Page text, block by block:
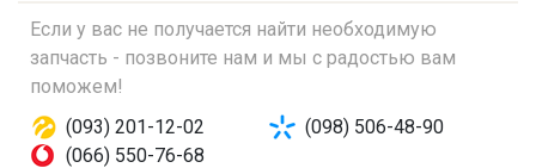
Если у вас не получается найти необходимую
запчасть - позвоните нам и мы с радостью вам
поможем!
(093) 201-12-02
(098) 506-48-90
(066) 550-76-68